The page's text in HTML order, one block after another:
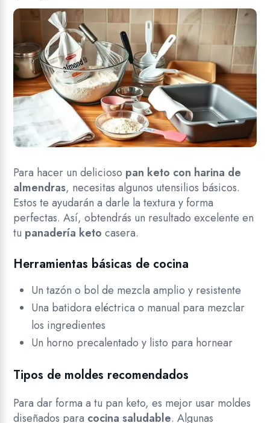
Para hacer un delicioso pan keto con harina de
almendras, necesitas algunos utensilios básicos.
Estos te ayudarán a darle la textura y forma
perfectas. Así, obtendrás un resultado excelente en
tu panadería keto casera.
Herramientas básicas de cocina
Un tazón o bol de mezcla amplio y resistente
Una batidora eléctrica o manual para mezclar
los ingredientes
Un horno precalentado y listo para hornear
Tipos de moldes recomendados
Para dar forma a tu pan keto, es mejor usar moldes
diseñados para cocina saludable. Algunas